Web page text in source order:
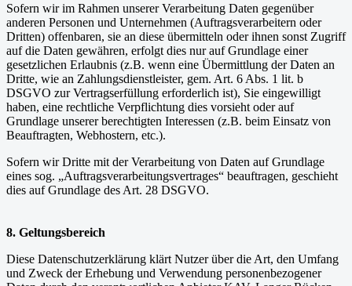
Sofern wir im Rahmen unserer Verarbeitung Daten gegenüber
anderen Personen und Unternehmen (Auftragsverarbeitern oder
Dritten) offenbaren, sie an diese übermitteln oder ihnen sonst Zugriff
auf die Daten gewähren, erfolgt dies nur auf Grundlage einer
gesetzlichen Erlaubnis (z.B. wenn eine Übermittlung der Daten an
Dritte, wie an Zahlungsdienstleister, gem. Art. 6 Abs. 1 lit. b
DSGVO zur Vertragserfüllung erforderlich ist), Sie eingewilligt
haben, eine rechtliche Verpflichtung dies vorsieht oder auf
Grundlage unserer berechtigten Interessen (z.B. beim Einsatz von
Beauftragten, Webhostern, etc.).
Sofern wir Dritte mit der Verarbeitung von Daten auf Grundlage
eines sog. „Auftragsverarbeitungsvertrages“ beauftragen, geschieht
dies auf Grundlage des Art. 28 DSGVO.
8. Geltungsbereich
Diese Datenschutzerklärung klärt Nutzer über die Art, den Umfang
und Zweck der Erhebung und Verwendung personenbezogener